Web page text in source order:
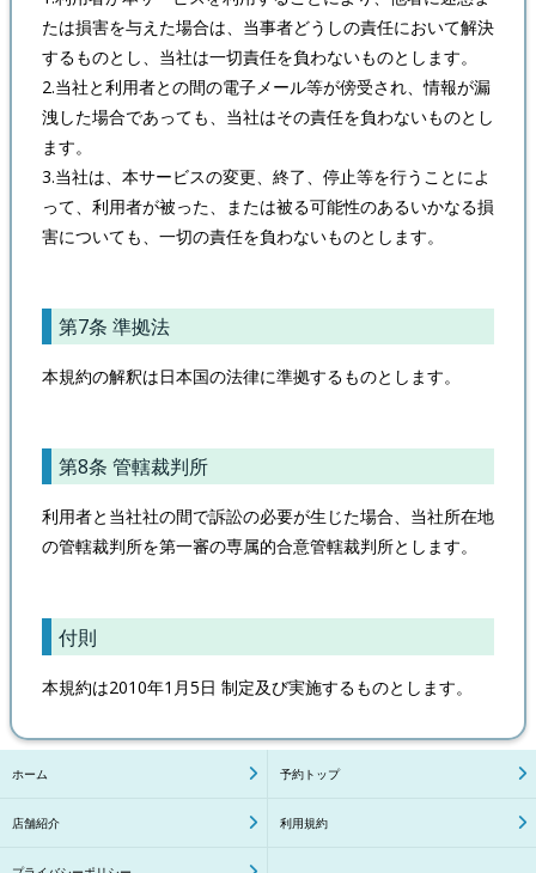
たは損害を与えた場合は、当事者どうしの責任において解決
するものとし、当社は一切責任を負わないものとします。
2.当社と利用者との間の電子メール等が傍受され、情報が漏
洩した場合であっても、当社はその責任を負わないものとし
ます。
3.当社は、本サービスの変更、終了、停止等を行うことによ
って、利用者が被った、または被る可能性のあるいかなる損
害についても、一切の責任を負わないものとします。
第7条 準拠法
本規約の解釈は日本国の法律に準拠するものとします。
第8条 管轄裁判所
利用者と当社社の間で訴訟の必要が生じた場合、当社所在地
の管轄裁判所を第一審の専属的合意管轄裁判所とします。
付則
本規約は2010年1月5日 制定及び実施するものとします。
ホーム 予約トップ
店舗紹介 利用規約